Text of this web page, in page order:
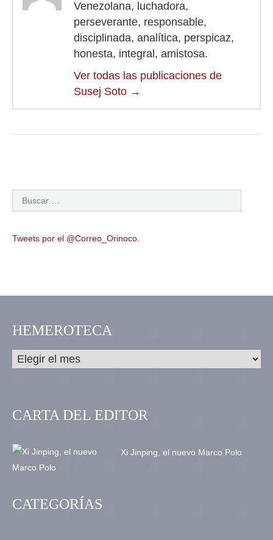
Venezolana, luchadora,
perseverante, responsable,
disciplinada, analítica, perspicaz,
honesta, integral, amistosa.
Ver todas las publicaciones de
Susej Soto →
Tweets por el @Correo_Orinoco.
HEMEROTECA
CARTA DEL EDITOR
Xi Jinping, el nuevo Marco Polo
CATEGORÍAS